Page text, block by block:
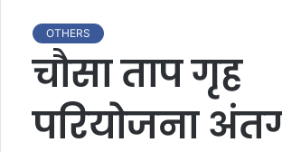
OTHERS
चौसा ताप गृह
परियोजना